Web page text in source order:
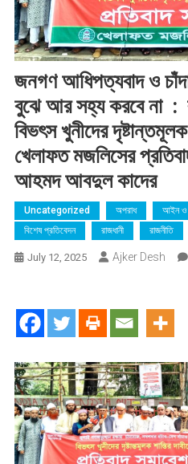
জনগণ আধিপত্যবাদ ও
বুঝে আর সহ্য করবে না :
বিভৎস খুনীদের
খেলাফত মজলিসের
আহমদ আবদুল কাদের
Uncategorized অপরাধ আইন ও
বিশেষ প্রতিবেদন
রাজধানী রাজনীতি
July 12, 2025 Ajker Desh